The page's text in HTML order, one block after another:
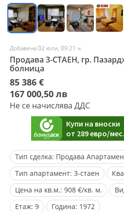
Добавена 02 юли, 09:21 ч.
Продава 3-СТАЕН, гр.
болница
85 386 €
167 000,50 лв
Не се начислява ДДС
Тип сделка: Продава
Тип апартамент: 3-стаен
Цена на кв.м.: 908 €/кв. м.
Eтаж: 9 Година: 1972